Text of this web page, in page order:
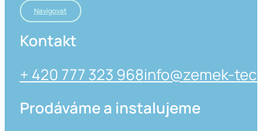
Navigovat
Kontakt
+ 420 777 323 968info@zemek-
Prodáváme a instalujeme